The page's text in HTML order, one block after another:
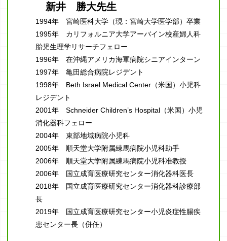
新井 勝大先生
1994年 宮崎医科大学（現：宮崎大学医学部）卒業
1995年 カリフォルニア大学アーバイン校産婦人科
胎児生理学リサーチフェロー
1996年 在沖縄アメリカ海軍病院シニアインターン
1997年 亀田総合病院レジデント
1998年 Beth Israel Medical Center（米国）小児科
レジデント
2001年 Schneider Children’s Hospital（米国）小児
消化器科フェロー
2004年 東部地域病院小児科
2005年 順天堂大学附属練馬病院小児科助手
2006年 順天堂大学附属練馬病院小児科准教授
2006年 国立成育医療研究センター消化器科医長
2018年 国立成育医療研究センター消化器科診療部
長
2019年 国立成育医療研究センター小児炎症性腸疾
患センター長（併任）